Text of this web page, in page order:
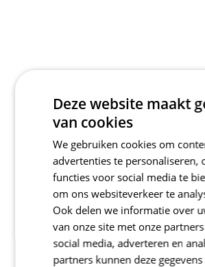
Deze website maakt
van cookies
We gebruiken cookies om
advertenties te personaliseren,
functies voor social media te
om ons websiteverkeer te
Ook delen we informatie over
van onze site met onze
social media, adverteren en
partners kunnen deze gegevens